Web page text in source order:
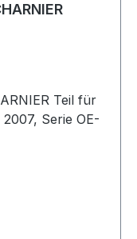
Teil für
Serie OE-